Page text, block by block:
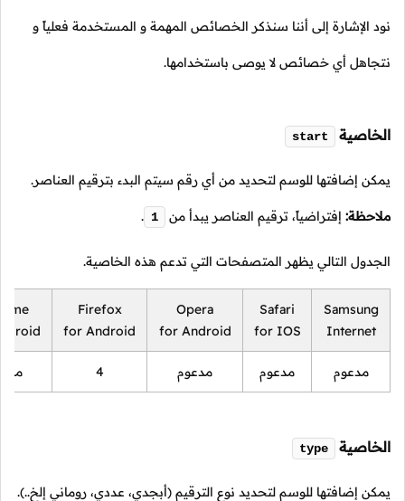
نود الإشارة إلى أننا سنذكر الخصائص المهمة و المستخدمة فعلياً و
نتجاهل أي خصائص لا يوصى باستخدامها.
الخاصية start
يمكن إضافتها للوسم لتحديد من أي رقم سيتم البدء بترقيم العناصر.
ملاحظة: إفتراضياً، ترقيم العناصر يبدأ من 1
.
الجدول التالي يظهر المتصفحات التي تدعم هذه الخاصية.
Firefox
for Android
Opera
for Android
Safari
for IOS
Samsung
Internet
4 مدعوم مدعوم مدعوم
الخاصية type
يمكن إضافتها للوسم لتحديد نوع الترقيم (أبجدي، عددي، روماني إلخ..).